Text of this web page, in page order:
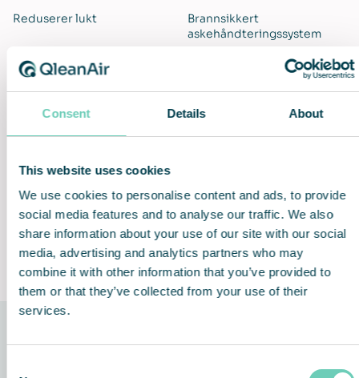
Consent Details About
This website uses cookies
We use cookies to personalise content and ads, to provide
social media features and to analyse our traffic. We also
share information about your use of our site with our social
media, advertising and analytics partners who may
combine it with other information that you’ve provided to
them or that they’ve collected from your use of their
services.
Reduserer lukt
Brannsikkert
askehåndteringssystem
Forbedret luftkvalitet
Fleksibel og selvstendig
Lifetime Performance
Guarantee